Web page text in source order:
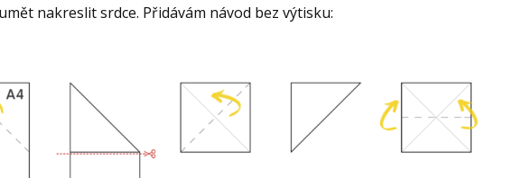
nakreslit srdce. Přidávám návod bez výtisku: